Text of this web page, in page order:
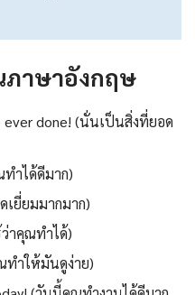
ภาษาอังกฤษ
ever done! (นั่นเป็นสิ่งที่ยอด
ทำได้ดีมาก)
เยี่ยมมากมาก)
าคุณทำได้)
ทำให้มันดูง่าย)